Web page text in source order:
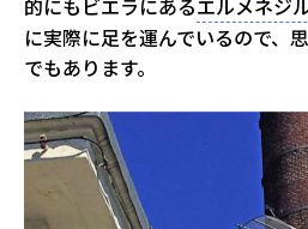
的にもビエラにあるエルメネジ
に実際に足を運んでいるので、
でもあります。